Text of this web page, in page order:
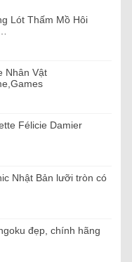
Lót Thấm Mồ Hôi
Nhân Vật
Félicie Damier
Nhật Bản lưỡi tròn có
đẹp, chính hãng